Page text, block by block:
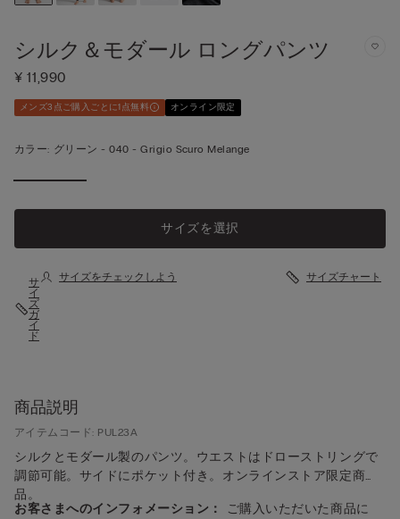
シルク＆モダール ロングパンツ
¥ 11,990
メンズ3点ご購入ごとに1点無料 オンライン限定
カラー: グリーン -040 - Grigio Scuro Melange
サイズを選択
サ
イ
ズ
ガ
イ
ド
サイズをチェックしよう サイズチャート
商品説明
アイテムコード: PUL23A
シルクとモダール製のパンツ。ウエストはドローストリングで
調節可能。サイドにポケット付き。オンラインストア限定商
品。
お客さまへのインフォメーション：
ご購入いただいた商品に